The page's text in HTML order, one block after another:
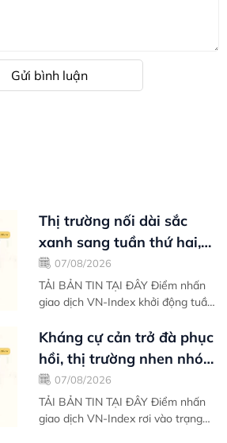
Gửi bình luận
Thị trường nối dài sắc
xanh sang tuần thứ hai,
cung cầu giằng co tại
ngưỡng...
07/08/2026
TẢI BẢN TIN TẠI ĐÂY Điểm nhấn
giao dịch VN-Index khởi động tuần
phục hồi mạnh mẽ kể từ vùng đáy
ngắn hạn...
Kháng cự cản trở đà phục
hồi, thị trường nhen nhóm
ý định tìm kiếm đáy thứ
hai -...
07/08/2026
TẢI BẢN TIN TẠI ĐÂY Điểm nhấn
giao dịch VN-Index rơi vào trạng